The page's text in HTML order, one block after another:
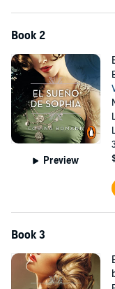
Book 2
Preview
Book 3